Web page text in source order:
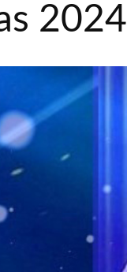
2024